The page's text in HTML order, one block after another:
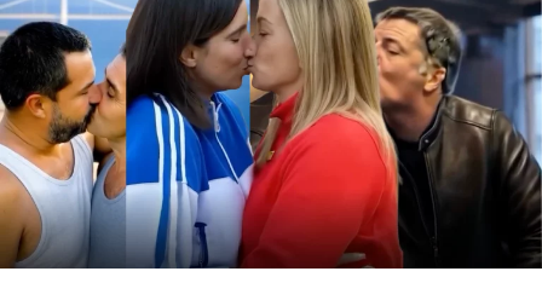
Post Views: